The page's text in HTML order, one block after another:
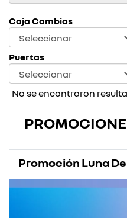
Caja Cambios
Puertas
No se encontraron
Promoción Luna